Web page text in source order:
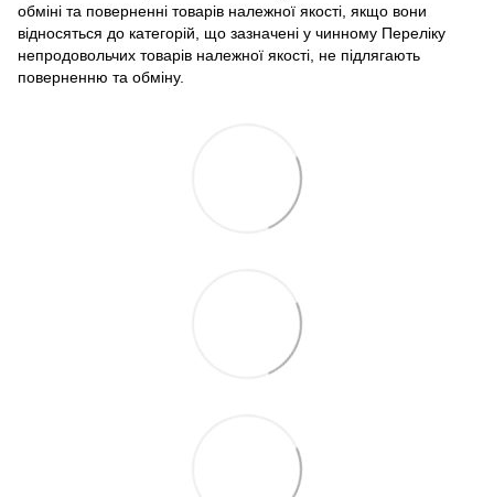
обміні та поверненні товарів належної якості, якщо вони
відносяться до категорій, що зазначені у чинному Переліку
непродовольчих товарів належної якості, не підлягають
поверненню та обміну.